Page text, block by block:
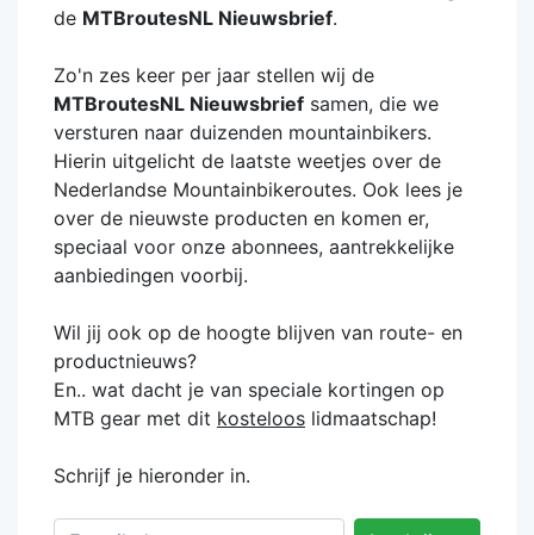
de MTBroutesNL Nieuwsbrief.
Zo'n zes keer per jaar stellen wij de
MTBroutesNL Nieuwsbrief samen, die we
versturen naar duizenden mountainbikers.
Hierin uitgelicht de laatste weetjes over de
Nederlandse Mountainbikeroutes. Ook lees je
over de nieuwste producten en komen er,
speciaal voor onze abonnees, aantrekkelijke
aanbiedingen voorbij.
Wil jij ook op de hoogte blijven van route- en
productnieuws?
En.. wat dacht je van speciale kortingen op
MTB gear met dit kosteloos lidmaatschap!
Schrijf je hieronder in.